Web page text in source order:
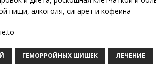
пищи, алкоголя, сигарет и кофеина
ГЕМОРРОЙНЫХ ШИШЕК ЛЕЧЕНИЕ